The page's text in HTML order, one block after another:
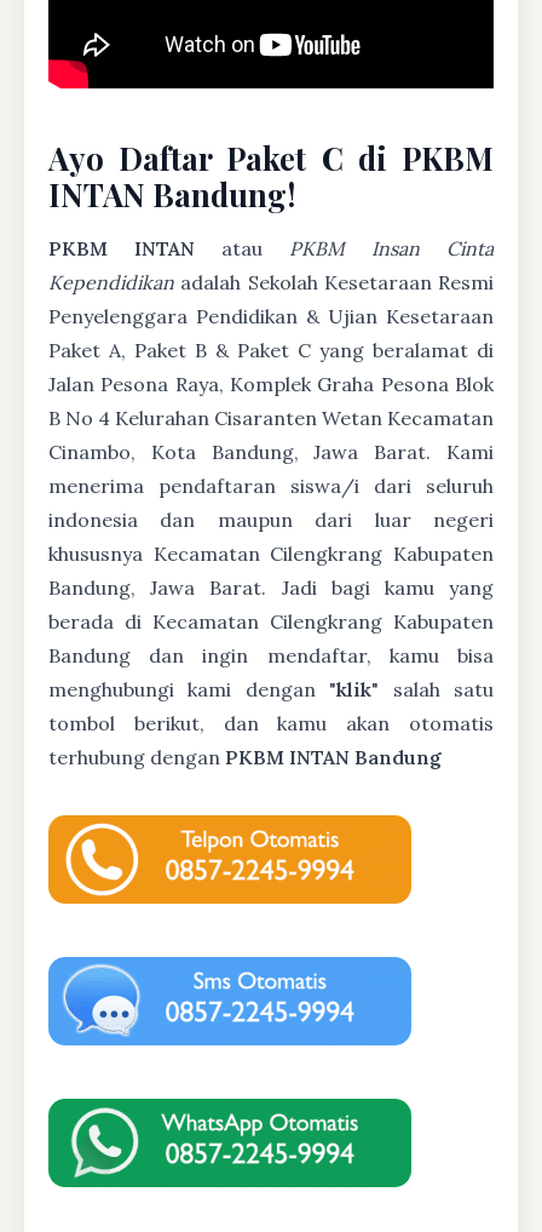
Ayo Daftar Paket C di PKBM
INTAN Bandung!
PKBM INTAN atau PKBM Insan Cinta
Kependidikan adalah Sekolah Kesetaraan Resmi
Penyelenggara Pendidikan & Ujian Kesetaraan
Paket A, Paket B & Paket C yang beralamat di
Jalan Pesona Raya, Komplek Graha Pesona Blok
B No 4 Kelurahan Cisaranten Wetan Kecamatan
Cinambo, Kota Bandung, Jawa Barat. Kami
menerima pendaftaran siswa/i dari seluruh
indonesia dan maupun dari luar negeri
khususnya Kecamatan Cilengkrang Kabupaten
Bandung, Jawa Barat. Jadi bagi kamu yang
berada di Kecamatan Cilengkrang Kabupaten
Bandung dan ingin mendaftar, kamu bisa
menghubungi kami dengan "klik" salah satu
tombol berikut, dan kamu akan otomatis
terhubung dengan PKBM INTAN Bandung